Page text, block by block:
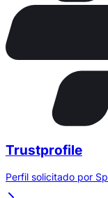
Trustprofile
Perfil solicitado por